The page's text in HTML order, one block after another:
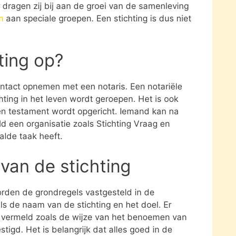
zij bij aan de groei van de samenleving
aan speciale groepen. Een stichting is dus niet
op?
opnemen met een notaris. Een notariële
in het leven wordt geroepen. Het is ook
testament wordt opgericht. Iemand kan na
een organisatie zoals Stichting Vraag en
taak heeft.
de stichting
de grondregels vastgesteld in de
de naam van de stichting en het doel. Er
zoals de wijze van het benoemen van
Het is belangrijk dat alles goed in de